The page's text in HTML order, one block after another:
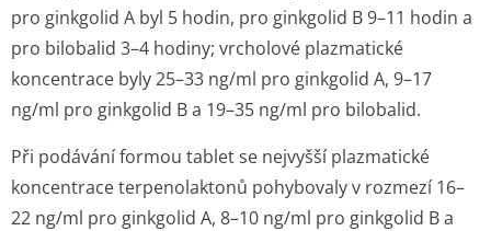
pro ginkgolid A byl 5 hodin, pro ginkgolid B 9–11 hodin a
pro bilobalid 3–4 hodiny; vrcholové plazmatické
koncentrace byly 25–33 ng/ml pro ginkgolid A, 9–17
ng/ml pro ginkgolid B a 19–35 ng/ml pro bilobalid.
Při podávání formou tablet se nejvyšší plazmatické
koncentrace terpenolaktonů pohybovaly v rozmezí 16–
22 ng/ml pro ginkgolid A, 8–10 ng/ml pro ginkgolid B a